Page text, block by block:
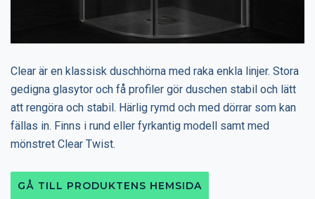
Clear är en klassisk duschhörna med raka enkla linjer. Stora
gedigna glasytor och få profiler gör duschen stabil och lätt
att rengöra och stabil. Härlig rymd och med dörrar som kan
fällas in. Finns i rund eller fyrkantig modell samt med
mönstret Clear Twist.
GÅ TILL PRODUKTENS HEMSIDA